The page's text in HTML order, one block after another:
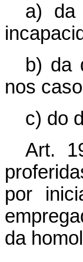
a) da
b) da
nos
c) do
Art.
por
da